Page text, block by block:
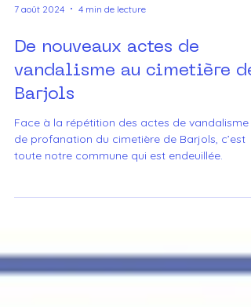
7 août 2024 4 min de lecture
De nouveaux actes de
vandalisme au cimetière de
Barjols
de profanation du cimetière de Barjols, c’est